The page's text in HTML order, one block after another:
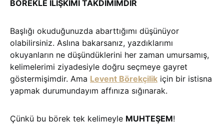
BÖREKLE İLİŞKİMİ TAKDİMİMDİR
Başlığı okuduğunuzda abarttığımı düşünüyor
olabilirsiniz. Aslına bakarsanız, yazdıklarımı
okuyanların ne düşündüklerini her zaman umursamış,
kelimelerimi ziyadesiyle doğru seçmeye gayret
göstermişimdir. Ama Levent Börekçilik için bir istisna
yapmak durumundayım affınıza sığınarak.
Çünkü bu börek tek kelimeyle MUHTEŞEM!